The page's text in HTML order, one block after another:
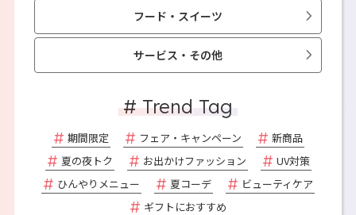
フード・スイーツ
サービス・その他
# Trend Tag
期間限定 フェア・キャンペーン
新商品
夏の夜トク
お出かけファッション
UV対策
ひんやりメニュー
夏コーデ
ビューティケア
ギフトにおすすめ